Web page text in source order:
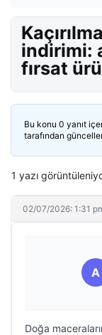
indirimi:
fırsat
Bu konu 0 yanıt
tarafından
1 yazı
02/07/2026: 1:31
A
Doğa